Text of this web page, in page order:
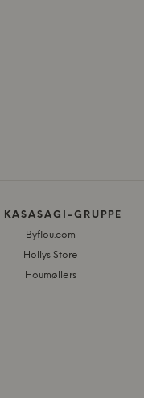
KASASAGI-GRUPPE
Byflou.com
Hollys Store
Houmøllers